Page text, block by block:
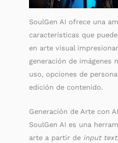
SoulGen AI ofrece una
características que
en arte visual
generación de imágenes
uso, opciones de
edición de contenido.
Generación de Arte con AI
SoulGen AI es una
arte a partir de input text